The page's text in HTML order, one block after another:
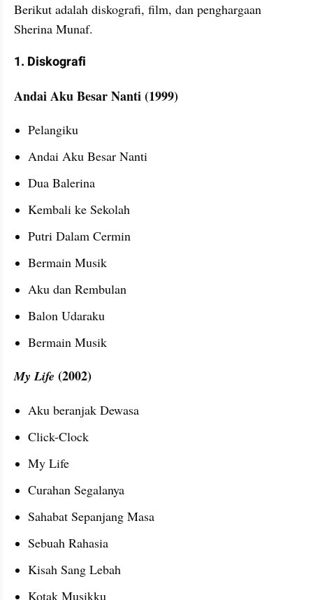
Berikut adalah diskografi, film, dan penghargaan
Sherina Munaf.
1. Diskografi
Andai Aku Besar Nanti (1999)
Pelangiku
Andai Aku Besar Nanti
Dua Balerina
Kembali ke Sekolah
Putri Dalam Cermin
Bermain Musik
Aku dan Rembulan
Balon Udaraku
Bermain Musik
My Life (2002)
Aku beranjak Dewasa
Click-Clock
My Life
Curahan Segalanya
Sahabat Sepanjang Masa
Sebuah Rahasia
Kisah Sang Lebah
Kotak Musikku